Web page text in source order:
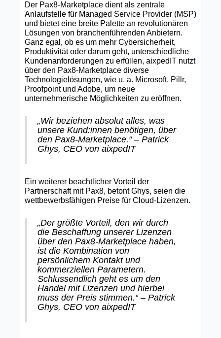
Der Pax8-Marketplace dient als zentrale
Anlaufstelle für Managed Service Provider (MSP)
und bietet eine breite Palette an revolutionären
Lösungen von branchenführenden Anbietern.
Ganz egal, ob es um mehr Cybersicherheit,
Produktivität oder darum geht, unterschiedliche
Kundenanforderungen zu erfüllen, aixpedIT nutzt
über den Pax8-Marketplace diverse
Technologielösungen, wie u. a. Microsoft, Pillr,
Proofpoint und Adobe, um neue
unternehmerische Möglichkeiten zu eröffnen.
„Wir beziehen absolut alles, was
unsere Kund:innen benötigen, über
den Pax8-Marketplace.“ – Patrick
Ghys, CEO von aixpedIT
Ein weiterer beachtlicher Vorteil der
Partnerschaft mit Pax8, betont Ghys, seien die
wettbewerbsfähigen Preise für Cloud-Lizenzen.
„Der größte Vorteil, den wir durch
die Beschaffung unserer Lizenzen
über den Pax8-Marketplace haben,
ist die Kombination von
persönlichem Kontakt und
kommerziellen Parametern.
Schlussendlich geht es um den
Handel mit Lizenzen und hierbei
muss der Preis stimmen.“ – Patrick
Ghys, CEO von aixpedIT